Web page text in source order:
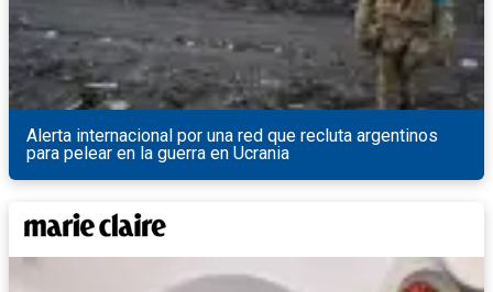
Alerta internacional por una red que recluta argentinos
para pelear en la guerra en Ucrania